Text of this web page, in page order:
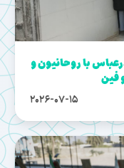
با روحانیون و
فین
2026-07-15